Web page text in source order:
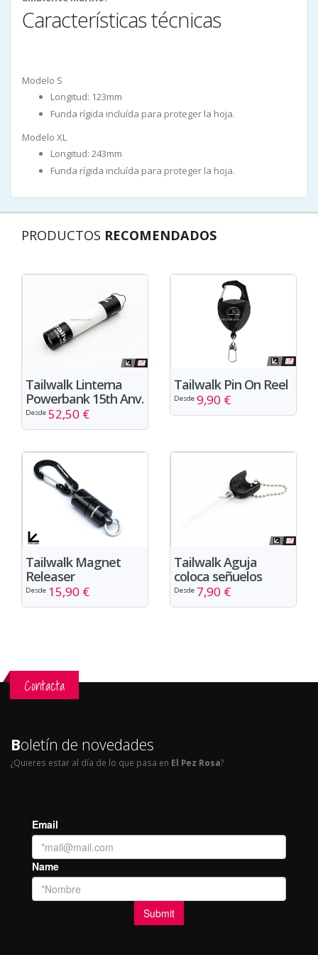
Características técnicas
Modelo S
Longitud: 123mm
Funda rígida incluída para proteger la hoja.
Modelo XL
Longitud: 243mm
Funda rígida incluída para proteger la hoja.
PRODUCTOS RECOMENDADOS
Tailwalk Linterna
Powerbank 15th Anv.
Desde 52,50 €
Tailwalk Pin On Reel
Desde 9,90 €
Tailwalk Magnet
Releaser
Desde 15,90 €
Tailwalk Aguja
coloca señuelos
Desde 7,90 €
Contacta
Boletín de novedades
¿Quieres estar al día de lo que pasa en El Pez Rosa?